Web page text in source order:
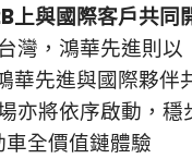
上與國際客戶共同
灣，鴻華先進則
華先進與國際夥
亦將依序啟動，穩
車全價值鏈體驗